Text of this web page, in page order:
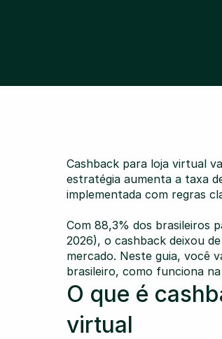
Cashback para loja virtual
estratégia aumenta a taxa
implementada com regras
Com 88,3% dos brasileiros
2026), o cashback deixou
mercado. Neste guia, você
brasileiro, como funciona
O que é
virtual